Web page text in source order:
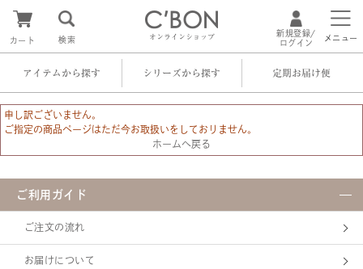
オンラインショップ
カート 検索
新規登録/
ログイン
メニュー
アイテムから探す シリーズから探す 定期お届け便
申し訳ございません。
ご指定の商品ページはただ今お取扱いをしておりません。
ホームへ戻る
ご利用ガイド
ご注文の流れ
お届けについて